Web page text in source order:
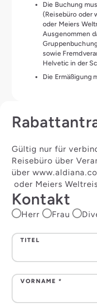
Die Buchung
(Reisebüro oder
oder Meiers
Ausgenommen
sowie
Helvetic in der
Die Ermäßigung
Gültig nur für
Reisebüro über
über
oder Meiers
Kontakt
Anrede
Herr Frau
TITEL
VORNAME *